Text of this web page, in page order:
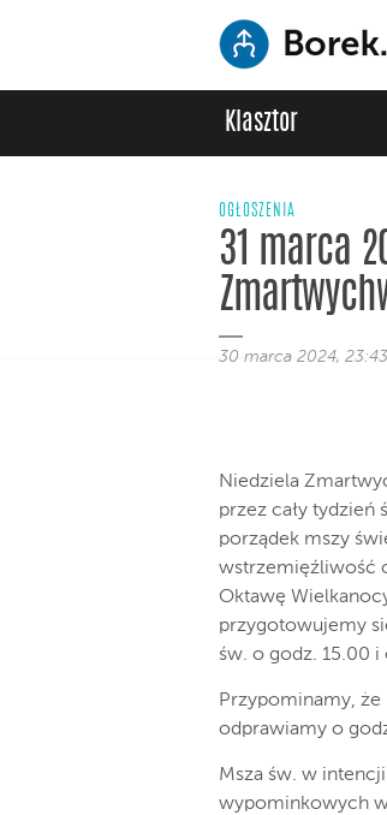
Klasztor
OGŁOSZENIA
31 marca
30 marca 2024, 23:43
Niedziela
przez cały
porządek mszy
wstrzemięźliwość
Oktawę
przygotowujemy
św. o godz. 15.00
Przypominamy,
odprawiamy o
Msza św. w
wypominkowych